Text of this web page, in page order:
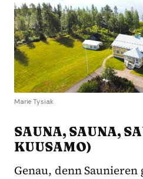
Marie Tysiak
SAUNA, SAUNA,
KUUSAMO)
Genau, denn